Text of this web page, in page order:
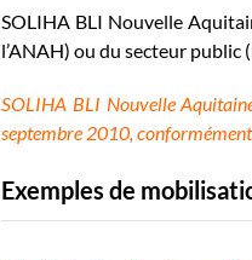
SOLIHA BLI Nouvelle
l’ANAH) ou du secteur public
SOLIHA BLI Nouvelle
septembre 2010,
Exemples de